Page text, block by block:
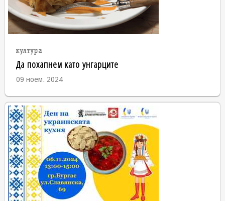
култура
Да похапнем като унгарците
09 ноем. 2024